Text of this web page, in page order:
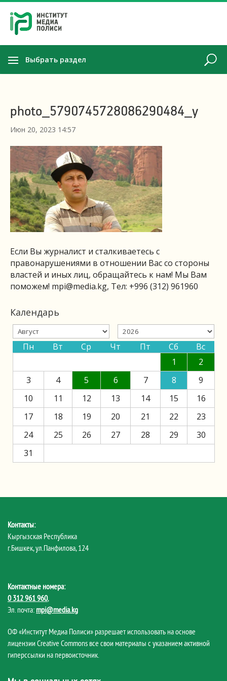
Выбрать раздел
photo_5790745728086290484_y
Июн 20, 2023 14:57
Если Вы журналист и сталкиваетесь с
правонарушениями в отношении Вас со стороны
властей и иных лиц, обращайтесь к нам! Мы Вам
поможем! mpi@media.kg, Тел: +996 (312) 961960
Календарь
Пн Вт Ср Чт Пт Сб
Вс
1
2
3
4 5 6 7 8
9
10
11 12 13 14 15
16
17
18 19 20 21 22
23
24
25 26 27 28 29
30
31
Контакты:
Кыргызская Республика
г.Бишкек, ул.Панфилова, 124
Контактные номера:
0 312 961 960,
Эл. почта: mpi@media.kg
ОФ «Институт Медиа Полиси» разрешает использовать на основе
лицензии Creative Commons все свои материалы с указанием активной
гиперссылки на первоисточник.